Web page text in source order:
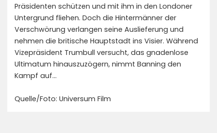
Präsidenten schützen und mit ihm in den Londoner
Untergrund fliehen. Doch die Hintermänner der
Verschwörung verlangen seine Auslieferung und
nehmen die britische Hauptstadt ins Visier. Während
Vizepräsident Trumbull versucht, das gnadenlose
Ultimatum hinauszuzögern, nimmt Banning den
Kampf auf…
Quelle/Foto: Universum Film